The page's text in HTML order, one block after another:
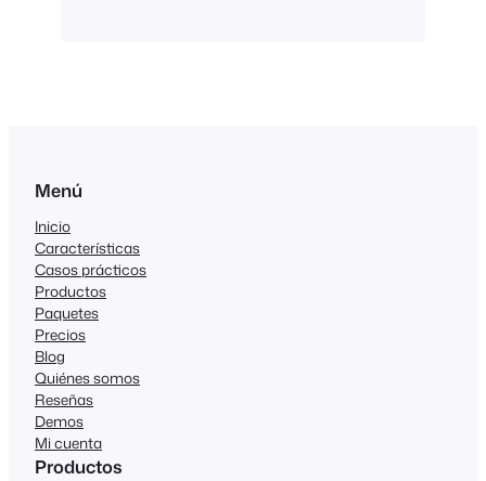
Menú
Inicio
Características
Casos prácticos
Productos
Paquetes
Precios
Blog
Quiénes somos
Reseñas
Demos
Mi cuenta
Productos